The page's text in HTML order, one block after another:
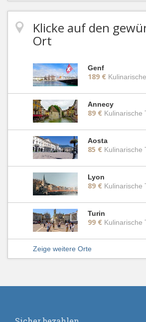
Klicke auf den
Ort
Genf
189 €
Annecy
89 € Kulinarische
Aosta
85 € Kulinarische
Lyon
89 € Kulinarische
Turin
99 € Kulinarische
Zeige weitere Orte